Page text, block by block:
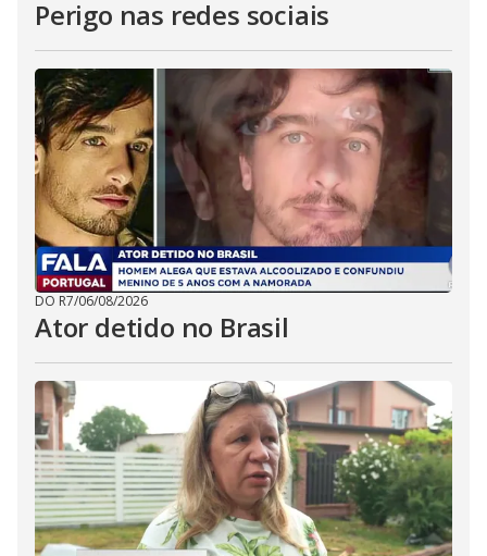
Perigo nas redes sociais
DO R7/06/08/2026
Ator detido no Brasil